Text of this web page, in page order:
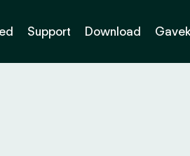
Support Download